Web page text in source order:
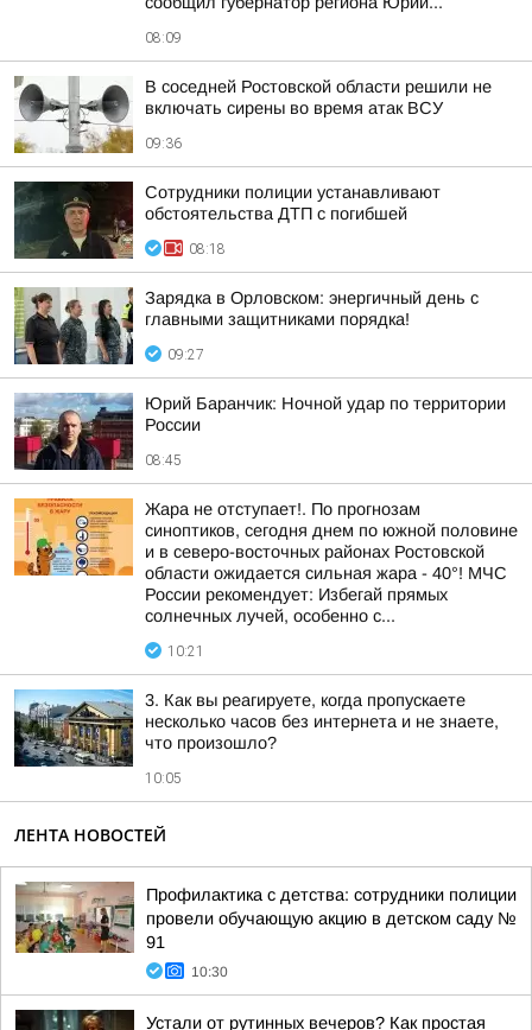
08:09
В соседней Ростовской области решили не
включать сирены во время атак ВСУ
09:36
Сотрудники полиции устанавливают
обстоятельства ДТП с погибшей
08:18
Зарядка в Орловском: энергичный день с
главными защитниками порядка!
09:27
Юрий Баранчик: Ночной удар по территории
России
08:45
Жара не отступает!. По прогнозам
синоптиков, сегодня днем по южной половине
и в северо-восточных районах Ростовской
области ожидается сильная жара - 40°! МЧС
России рекомендует: Избегай прямых
солнечных лучей, особенно с...
10:21
3. Как вы реагируете, когда пропускаете
несколько часов без интернета и не знаете,
что произошло?
10:05
ЛЕНТА НОВОСТЕЙ
Профилактика с детства: сотрудники полиции
провели обучающую акцию в детском саду №
91
10:30
Устали от рутинных вечеров? Как простая